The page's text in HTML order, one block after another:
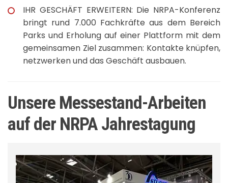
IHR GESCHÄFT ERWEITERN: Die NRPA-Konferenz
bringt rund 7.000 Fachkräfte aus dem Bereich
Parks und Erholung auf einer Plattform mit dem
gemeinsamen Ziel zusammen: Kontakte knüpfen,
netzwerken und das Geschäft ausbauen.
Unsere Messestand-Arbeiten
auf der NRPA Jahrestagung